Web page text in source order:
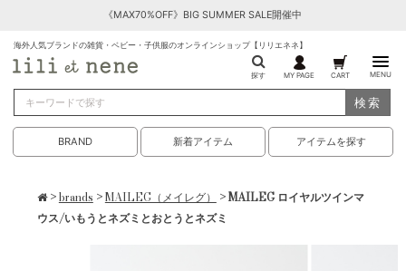
《MAX70%OFF》BIG SUMMER SALE開催中
海外人気ブランドの雑貨・ベビー・子供服のオンラインショップ【リリエネネ】
探す MY PAGE CART MENU
検索
BRAND 新着アイテム アイテムを探す
>brands >MAILEG（メイレグ） > MAILEG ロイヤルツインマ
ウス/いもうとネズミとおとうとネズミ